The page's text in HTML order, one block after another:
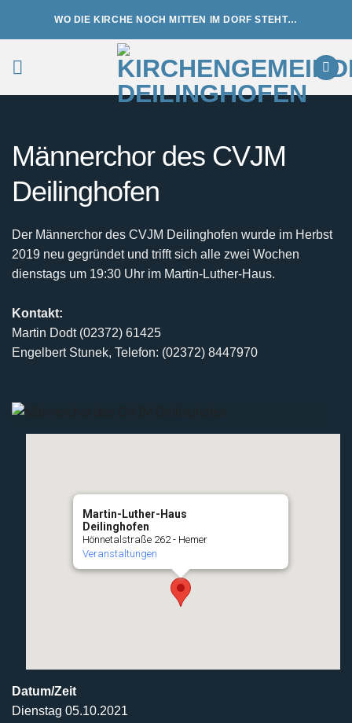
WO DIE KIRCHE NOCH MITTEN IM DORF STEHT…
Männerchor des CVJM
Deilinghofen
Der Männerchor des CVJM Deilinghofen wurde im Herbst
2019 neu gegründet und trifft sich alle zwei Wochen
dienstags um 19:30 Uhr im Martin-Luther-Haus.
Kontakt:
Martin Dodt (02372) 61425
Engelbert Stunek, Telefon: (02372) 8447970
Martin-Luther-Haus
Deilinghofen
Hönnetalstraße 262 - Hemer
Veranstaltungen
Datum/Zeit
Dienstag 05.10.2021